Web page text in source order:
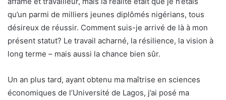
qu’un parmi de milliers jeunes diplômés nigérians, tous
désireux de réussir. Comment suis-je arrivé de là à mon
présent statut? Le travail acharné, la résilience, la vision à
long terme – mais aussi la chance bien sûr.
Un an plus tard, ayant obtenu ma maîtrise en sciences
économiques de l’Université de Lagos, j’ai posé ma